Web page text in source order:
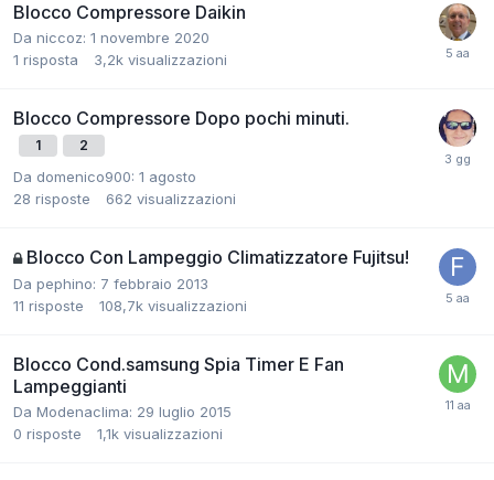
Blocco Compressore Daikin
Da niccoz: 1 novembre 2020
1 risposta 3,2k visualizzazioni
Blocco Compressore Dopo pochi minuti.
1 2
Da domenico900: 1 agosto
28 risposte 662 visualizzazioni
Blocco Con Lampeggio Climatizzatore Fujitsu!
Da pephino: 7 febbraio 2013
11 risposte 108,7k visualizzazioni
Blocco Cond.samsung Spia Timer E Fan
Lampeggianti
Da Modenaclima: 29 luglio 2015
0 risposte 1,1k visualizzazioni